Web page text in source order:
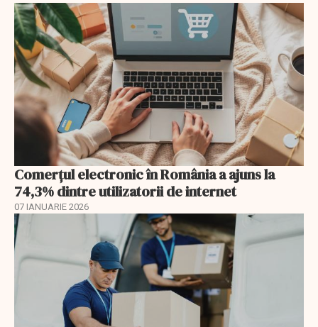
Comerțul electronic în România a ajuns la
74,3% dintre utilizatorii de internet
07 IANUARIE 2026